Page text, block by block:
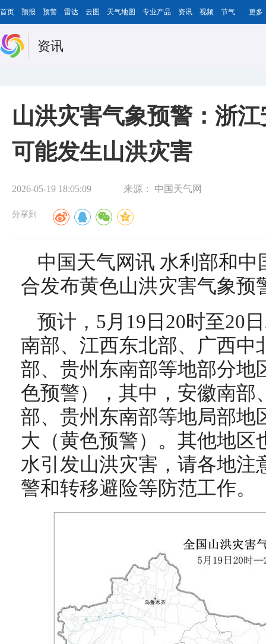
首页 预报 预警 雷达 云图 天气地图 专业产品 资讯 视频 节气 更多
资讯
山洪灾害气象预警：浙
可能发生山洪灾害
2026-05-19 18:05:09 来源： 中国天气网
分享到
中国天气网讯 水利部和中
合发布黄色山洪灾害气象预
预计，5月19日20时至20
南部、江西东北部、广西中
部、贵州东南部等地部分地
色预警），其中，安徽南部
部、贵州东南部等地局部地
大（黄色预警）。其他地区
水引发山洪灾害，请各地注
警和转移避险等防范工作。